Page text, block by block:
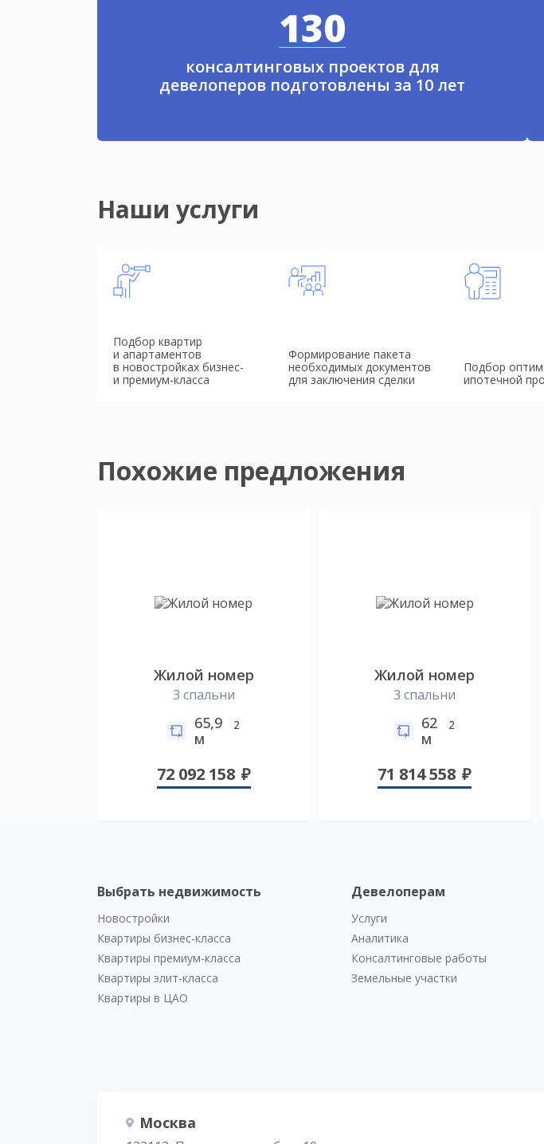
130
консалтинговых проектов для
девелоперов подготовлены за 10 лет
Наши услуги
Подбор квартир
и апартаментов
в новостройках бизнес-
и премиум-класса
Формирование пакета
необходимых документов
для заключения сделки
Подбор
ипотечной
Похожие предложения
Жилой номер
3 спальни
65,9
м
2
72 092 158
Жилой номер
3 спальни
62
м
2
71 814 558
Выбрать недвижимость
Новостройки
Квартиры бизнес-класса
Квартиры премиум-класса
Квартиры элит-класса
Квартиры в ЦАО
Девелоперам
Услуги
Аналитика
Консалтинговые работы
Земельные участки
Москва